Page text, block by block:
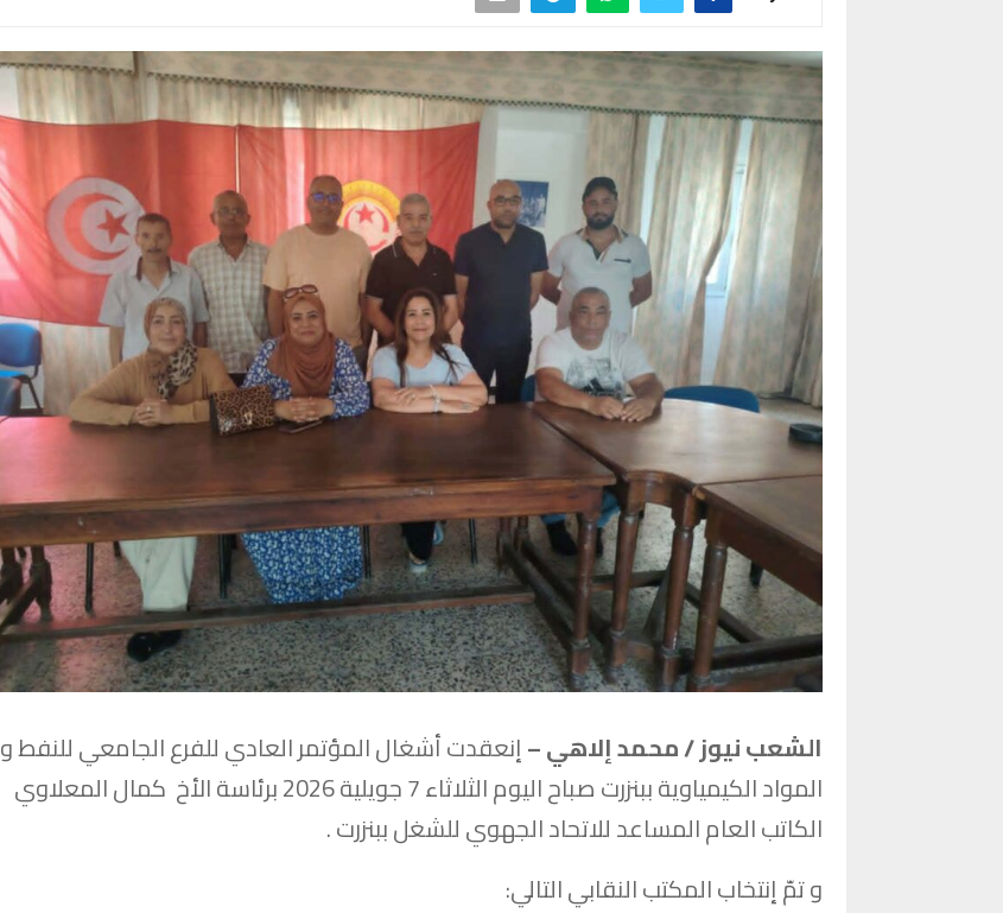
الشعب نيوز / محمد إلاهي –إنعقدت أشغال المؤتمر العادي للفرع الجامعي للنفط و
المواد الكيمياوية ببنزرت صباح اليوم الثلاثاء 7 جويلية 2026 برئاسة الأخ كمال المعلاوي
الكاتب العام المساعد للاتحاد الجهوي للشغل ببنزرت .
و تمّ إنتخاب المكتب النقابي التالي: